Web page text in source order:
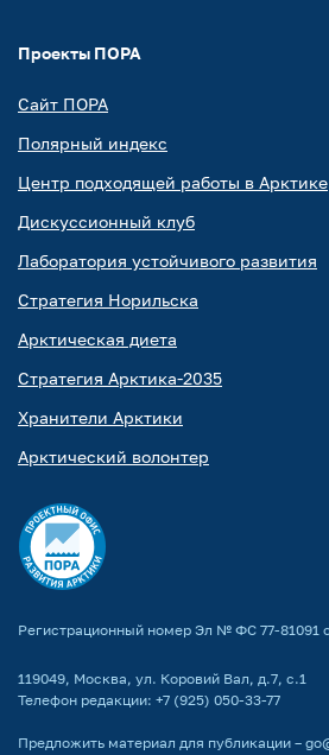
Проекты ПОРА
Сайт ПОРА
Полярный индекс
Центр подходящей работы в Арктике
Дискуссионный клуб
Лаборатория устойчивого развития
Стратегия Норильска
Арктическая диета
Стратегия Арктика-2035
Хранители Арктики
Арктический волонтер
Регистрационный номер Эл № ФС 77-81091
119049, Москва, ул. Коровий Вал, д.7, с.1
Телефон редакции: +7 (925) 050-33-77
Предложить материал для публикации –